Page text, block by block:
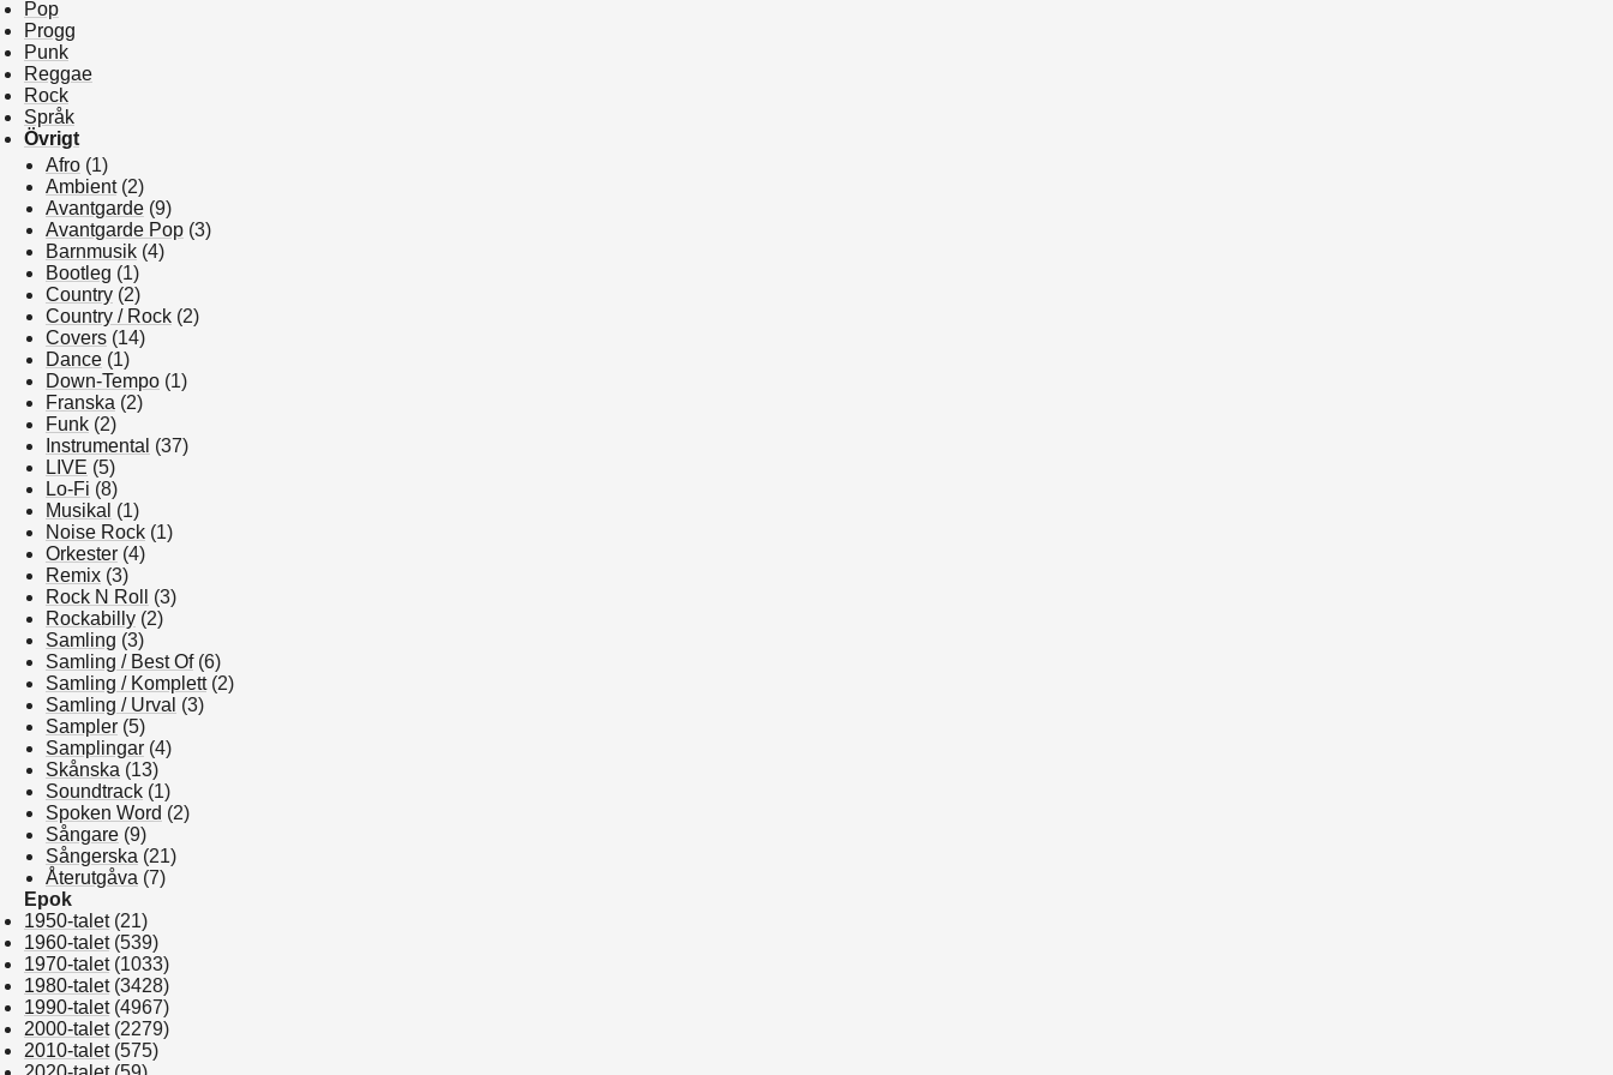
Pop
Progg
Punk
Reggae
Rock
Språk
Övrigt
Afro (1)
Ambient(2)
Avantgarde (9)
Avantgarde Pop (3)
Barnmusik (4)
Bootleg (1)
Country (2)
Country / Rock (2)
Covers (14)
Dance (1)
Down-Tempo (1)
Franska (2)
Funk (2)
Instrumental (37)
LIVE (5)
Lo-Fi (8)
Musikal (1)
Noise Rock (1)
Orkester (4)
Remix (3)
Rock N Roll
(3)
Rockabilly (2)
Samling (3)
Samling / Best Of(6)
Samling / Komplett(2)
Samling / Urval (3)
Sampler (5)
Samplingar (4)
Skånska (13)
Soundtrack (1)
Spoken Word (2)
Sångare (9)
Sångerska (21)
Återutgåva (7)
Epok
1950-talet(21)
1960-talet(539)
1970-talet(1033)
1980-talet(3428)
1990-talet(4967)
2000-talet(2279)
2010-talet(575)